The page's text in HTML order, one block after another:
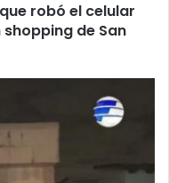
robó el celular
de San